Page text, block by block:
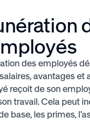
des employés
avantages et
reçoit de son
travail. Cela peut
base, les primes,